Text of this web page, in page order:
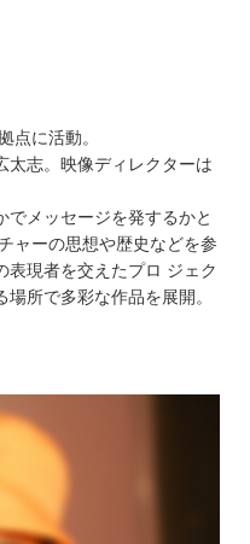
点に活動。
太志。映像ディレクターは
メッセージを発するかと
ャーの思想や歴史などを参
表現者を交えたプロ ジェク
所で多彩な作品を展開。